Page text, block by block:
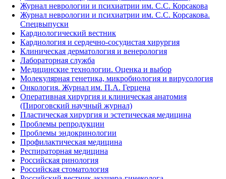
Журнал неврологии и психиатрии им. С.С. Корсакова
Журнал неврологии и психиатрии им. С.С. Корсакова.
Спецвыпуски
Кардиологический вестник
Кардиология и сердечно-сосудистая хирургия
Клиническая дерматология и венерология
Лабораторная служба
Медицинские технологии. Оценка и выбор
Молекулярная генетика, микробиология и вирусология
Онкология. Журнал им. П.А. Герцена
Оперативная хирургия и клиническая анатомия
(Пироговский научный журнал)
Пластическая хирургия и эстетическая медицина
Проблемы репродукции
Проблемы эндокринологии
Профилактическая медицина
Респираторная медицина
Российская ринология
Российская стоматология